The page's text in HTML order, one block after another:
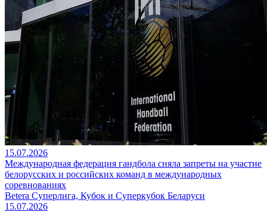
15.07.2026
Международная федерация гандбола сняла запреты на участие
белорусских и российских команд в международных
соревнованиях
Betera Суперлига, Кубок и Суперкубок Беларуси
15.07.2026